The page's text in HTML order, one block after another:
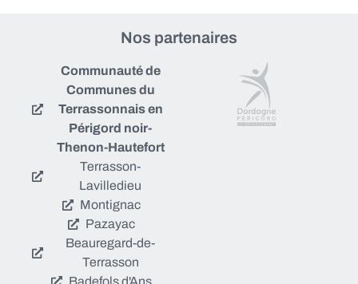
Nos partenaires
Communauté de
Communes du
Terrassonnais en
Périgord noir-
Thenon-Hautefort
Terrasson-
Lavilledieu
Montignac
Pazayac
Beauregard-de-
Terrasson
Badefols d'Ans